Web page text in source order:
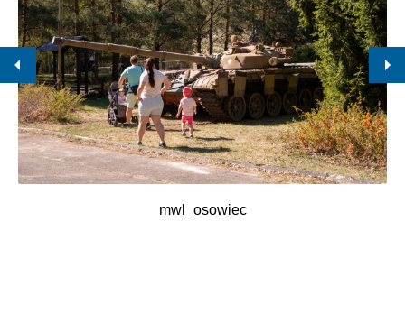
mwl_osowiec